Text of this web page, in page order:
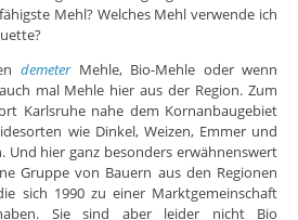
Mehl? Welches Mehl verwende ich
demeterMehle, Bio-Mehle oder wenn
mal Mehle hier aus der Region. Zum
Karlsruhe nahe dem Kornanbaugebiet
wie Dinkel, Weizen, Emmer und
Und hier ganz besonders erwähnenswert
Gruppe von Bauern aus den Regionen
sich 1990 zu einer Marktgemeinschaft
haben. Sie sind aber leider nicht Bio